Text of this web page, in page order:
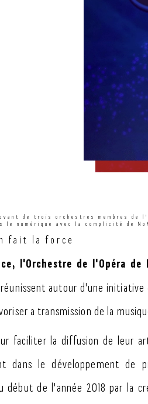
de trois orchestres membres de
numérique avec la complicité de
fait la force
l'Orchestre de l'Opéra de
autour d'une initiative
a transmission de la
faciliter la diffusion de leur
dans le développement de
début de l'année 2018 par la